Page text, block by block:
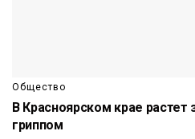
Общество
В Красноярском крае
гриппом